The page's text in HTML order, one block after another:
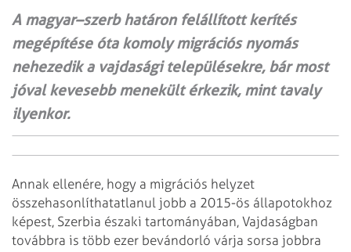
A magyar–szerb határon felállított kerítés
megépítése óta komoly migrációs nyomás
nehezedik a vajdasági településekre, bár most
jóval kevesebb menekült érkezik, mint tavaly
ilyenkor.
Annak ellenére, hogy a migrációs helyzet
összehasonlíthatatlanul jobb a 2015-ös állapotokhoz
képest, Szerbia északi tartományában, Vajdaságban
továbbra is több ezer bevándorló várja sorsa jobbra